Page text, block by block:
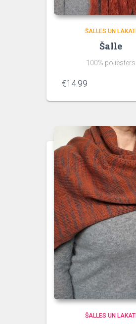
ŠALLES UN LAKATI
Šalle
100% poliesters
€14.99
ŠALLES UN LAKATI